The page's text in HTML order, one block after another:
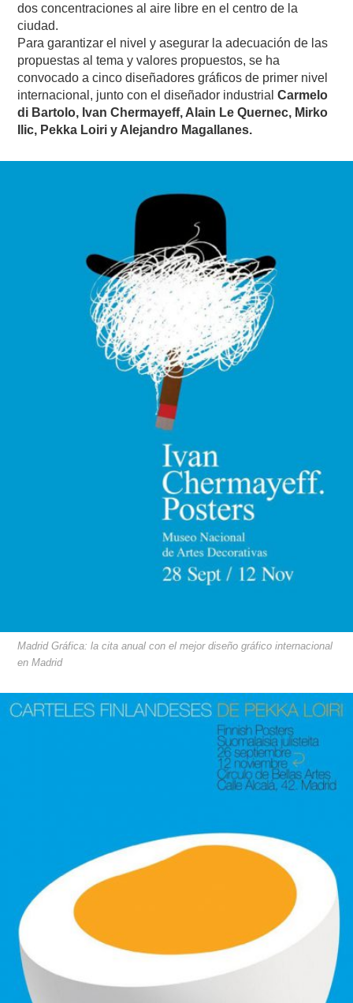
dos concentraciones al aire libre en el centro de la
ciudad.
Para garantizar el nivel y asegurar la adecuación de las
propuestas al tema y valores propuestos, se ha
convocado a cinco diseñadores gráficos de primer nivel
internacional, junto con el diseñador industrial Carmelo
di Bartolo, Ivan Chermayeff, Alain Le Quernec, Mirko
Ilic, Pekka Loiri y Alejandro Magallanes.
Madrid Gráfica: la cita anual con el mejor diseño gráfico internacional
en Madrid